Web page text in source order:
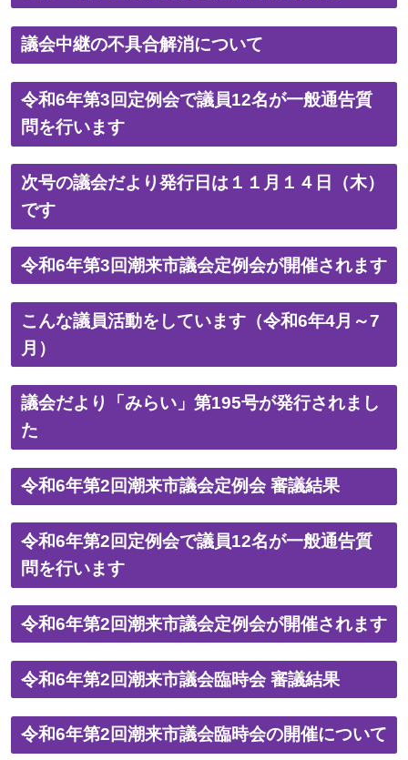
議会中継の不具合解消について
令和6年第3回定例会で議員12名が一般通告質
問を行います
次号の議会だより発行日は１１月１４日（木）
です
令和6年第3回潮来市議会定例会が開催されます
こんな議員活動をしています（令和6年4月～7
月）
議会だより「みらい」第195号が発行されまし
た
令和6年第2回潮来市議会定例会 審議結果
令和6年第2回定例会で議員12名が一般通告質
問を行います
令和6年第2回潮来市議会定例会が開催されます
令和6年第2回潮来市議会臨時会 審議結果
令和6年第2回潮来市議会臨時会の開催について